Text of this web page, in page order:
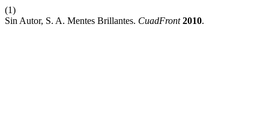
(1)
Sin Autor, S. A. Mentes Brillantes. CuadFront 2010.